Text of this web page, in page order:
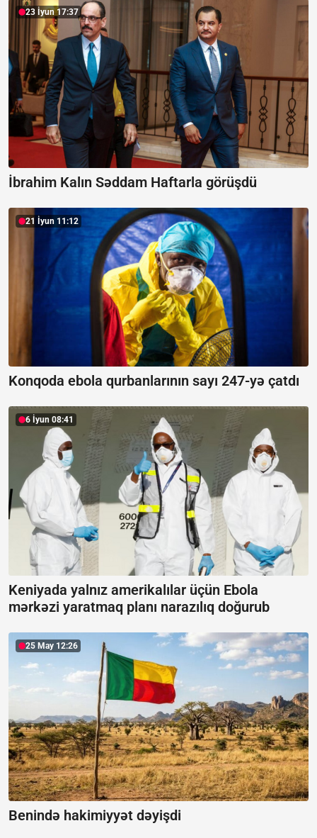
23 İyun 17:37
İbrahim Kalın Səddam Haftarla görüşdü
21 İyun 11:12
Konqoda ebola qurbanlarının sayı 247-yə çatdı
6 İyun 08:41
Keniyada yalnız amerikalılar üçün Ebola
mərkəzi yaratmaq planı narazılıq doğurub
25 May 12:26
Benində hakimiyyət dəyişdi